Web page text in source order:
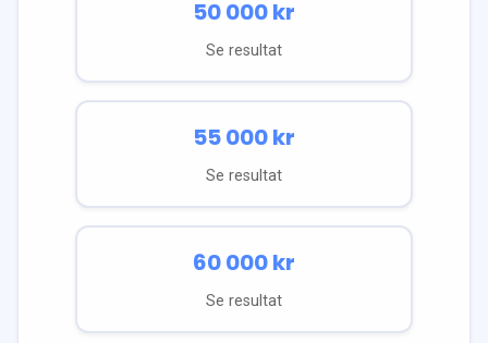
50 000kr
Se resultat
55 000kr
Se resultat
60 000kr
Se resultat